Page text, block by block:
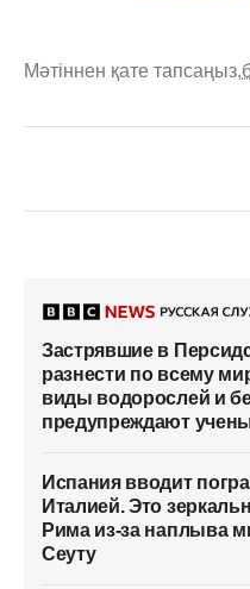
Мәтіннен қате тапсаңыз,
Застрявшие в
разнести по всему
виды водорослей и
предупреждают
Испания вводит
Италией. Это
Рима из-за наплыва
Сеуту